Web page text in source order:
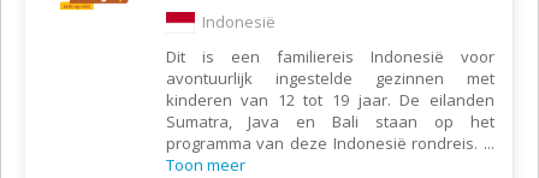
Indonesië
Dit is een familiereis Indonesië voor
avontuurlijk ingestelde gezinnen met
kinderen van 12 tot 19 jaar. De eilanden
Sumatra, Java en Bali staan op het
programma van deze Indonesië rondreis. ...
Toon meer